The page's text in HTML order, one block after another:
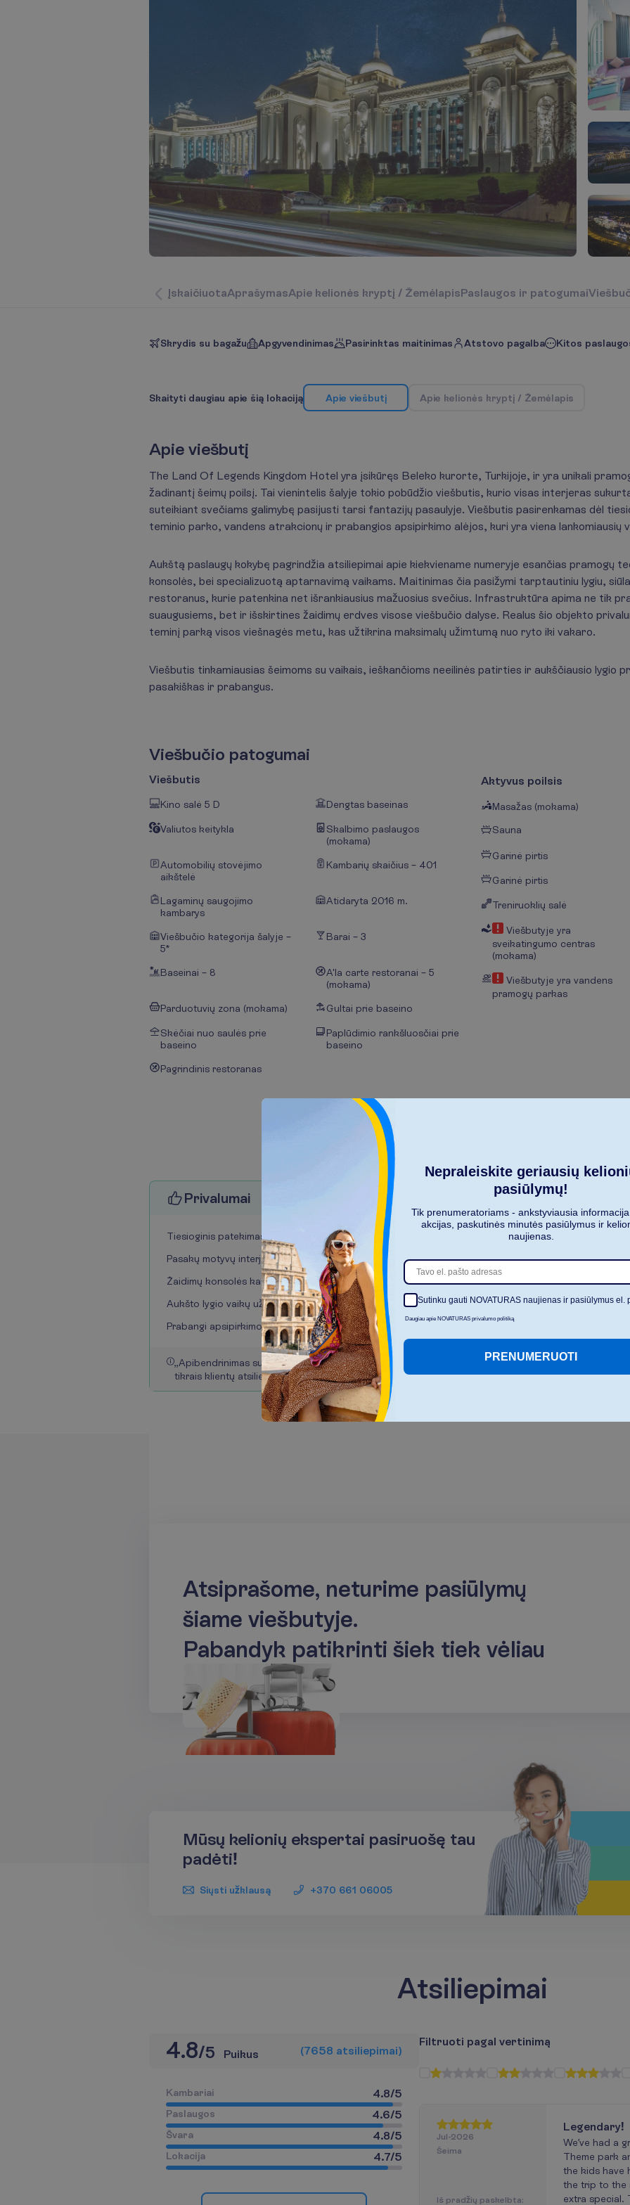
ĮskaičiuotaAprašymasApie kelionės kryptį / ŽemėlapisPaslaugos ir patogumaiViešbu
Skrydis su bagažu Apgyvendinimas Pasirinktas maitinimas Atstovo pagalba Kitos
Skaityti daugiau apie šią lokaciją Apie viešbutį Apie kelionės kryptį / Žemėlapis
Apie viešbutį
The Land Of Legends Kingdom Hotel yra įsikūręs Beleko kurorte, Turkijoje, ir yra unikali
žadinantį šeimų poilsį. Tai vienintelis šalyje tokio pobūdžio viešbutis, kurio visas interjeras
suteikiant svečiams galimybę pasijusti tarsi fantazijų pasaulyje. Viešbutis pasirenkamas dėl
teminio parko, vandens atrakcionų ir prabangios apsipirkimo alėjos, kuri yra viena lankomiausių
Aukštą paslaugų kokybę pagrindžia atsiliepimai apie kiekviename numeryje esančias pramogų
konsolės, bei specializuotą aptarnavimą vaikams. Maitinimas čia pasižymi tarptautiniu lygiu,
restoranus, kurie patenkina net išrankiausius mažuosius svečius. Infrastruktūra apima ne tik
suaugusiems, bet ir išskirtines žaidimų erdves visose viešbučio dalyse. Realus šio objekto
teminį parką visos viešnagės metu, kas užtikrina maksimalų užimtumą nuo ryto iki vakaro.
Viešbutis tinkamiausias šeimoms su vaikais, ieškančioms neeilinės patirties ir aukščiausio lygio
pasakiškas ir prabangus.
Viešbučio patogumai
Viešbutis
Kino salė 5 D Dengtas baseinas
Valiutos keitykla
Skalbimo paslaugos
(mokama)
Automobilių stovėjimo
aikštelė
Kambarių skaičius – 401
Lagaminų saugojimo
kambarys
Atidaryta 2016 m.
Viešbučio kategorija šalyje –
5*
Barai – 3
Baseinai – 8
A'la carte restoranai – 5
(mokama)
Parduotuvių zona (mokama) Gultai prie baseino
Skėčiai nuo saulės prie
baseino
Paplūdimio rankšluosčiai prie
baseino
Pagrindinis restoranas
Aktyvus poilsis
Masažas (mokama)
Sauna
Garinė pirtis
Garinė pirtis
Treniruoklių salė
Viešbutyje yra
sveikatingumo centras
(mokama)
Viešbutyje yra vandens
pramogų parkas
Privalumai
Tiesioginis patekimas į teminį parką
Pasakų motyvų interjeras
Žaidimų konsolės kambariuose
Aukšto lygio vaikų užimtumas
Prabangi apsipirkimo alėja
„Apibendrinimas su ge n er u otas dirbtinio intel e kto
tikrais klientų atsiliepimais.“
Atsiprašome, neturime pasiūlymų
šiame viešbutyje.
Pabandyk patikrinti šiek tiek vėliau
Mūsų kelionių ekspertai pasiruošę tau
padėti!
Siųsti užklausą +370 661 06005
Atsiliepimai
4.8/5 Puikus (7658 atsiliepimai)
Kambariai 4.8/5
Paslaugos 4.6/5
Švara 4.8/5
L okacija 4.7/5
Filtruoti pagal vertinimą
Jul-2026
Šeima
Iš pradžių paskelbta:
Legendary!
We’ve had a
Theme park
the kids have
the trip to the
extra special.
Nepraleiskite geriausių
pasiūlymų!
Tik prenumeratoriams - ankstyviausia
akcijas, paskutinės minutės pasiūlymus ir
naujienas.
Sutinku gauti NOVATURAS naujienas ir pasiūlymus el.
Daugiau apie NOVATURAS privalumo politiką
PRENUMERUOTI